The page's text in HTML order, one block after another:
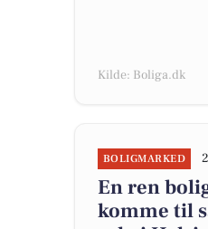
Kilde: Boliga.dk
BOLIGMARKED
En ren
komme til